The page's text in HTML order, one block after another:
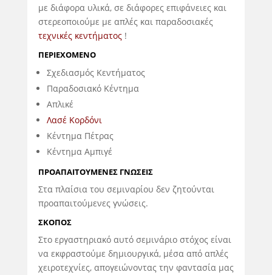
με διάφορα υλικά, σε διάφορες επιφάνειες και
στερεοποιούμε με απλές και παραδοσιακές
τεχνικές κεντήματος!
ΠΕΡΙΕΧΟΜΕΝΟ
Σχεδιασμός Κεντήματος
Παραδοσιακό Κέντημα
Απλικέ
Λασέ Κορδόνι
Κέντημα Πέτρας
Κέντημα Αμπιγέ
ΠΡΟΑΠΑΙΤΟΥΜΕΝΕΣ ΓΝΩΣΕΙΣ
Στα πλαίσια του σεμιναρίου δεν ζητούνται
προαπαιτούμενες γνώσεις.
ΣΚΟΠΟΣ
Στο εργαστηριακό αυτό σεμινάριο στόχος είναι
να εκφραστούμε δημιουργικά, μέσα από απλές
χειροτεχνίες, απογειώνοντας την φαντασία μας